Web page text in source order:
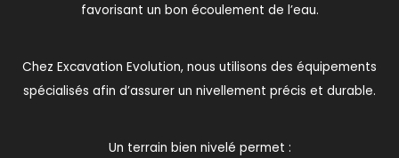
favorisant un bon écoulement de l’eau.
Chez Excavation Evolution, nous utilisons des équipements
spécialisés afin d’assurer un nivellement précis et durable.
Un terrain bien nivelé permet :